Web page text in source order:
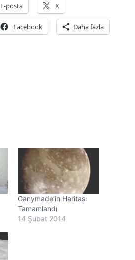
E-posta X
Facebook Daha fazla
Ganymade’in Haritası
Tamamlandı
14 Şubat 2014